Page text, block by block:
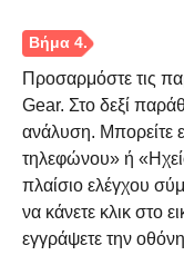
Βήμα 2.
Προσαρμόστε τις
Gear. Στο δεξί
ανάλυση. Μπορείτε
τηλεφώνου» ή
πλαίσιο ελέγχου
να κάνετε κλικ στο
εγγράψετε την